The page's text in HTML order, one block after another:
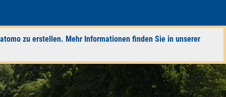
zu erstellen. Mehr Informationen finden Sie in unserer